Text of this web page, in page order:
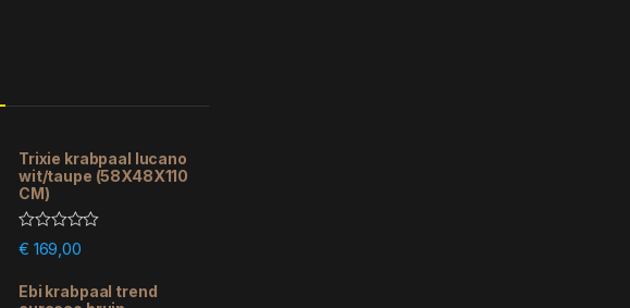
Trixie krabpaal lucano
wit/taupe (58X48X110
CM)
R
a
e
d
€ 169,00
Ebi krabpaal trend